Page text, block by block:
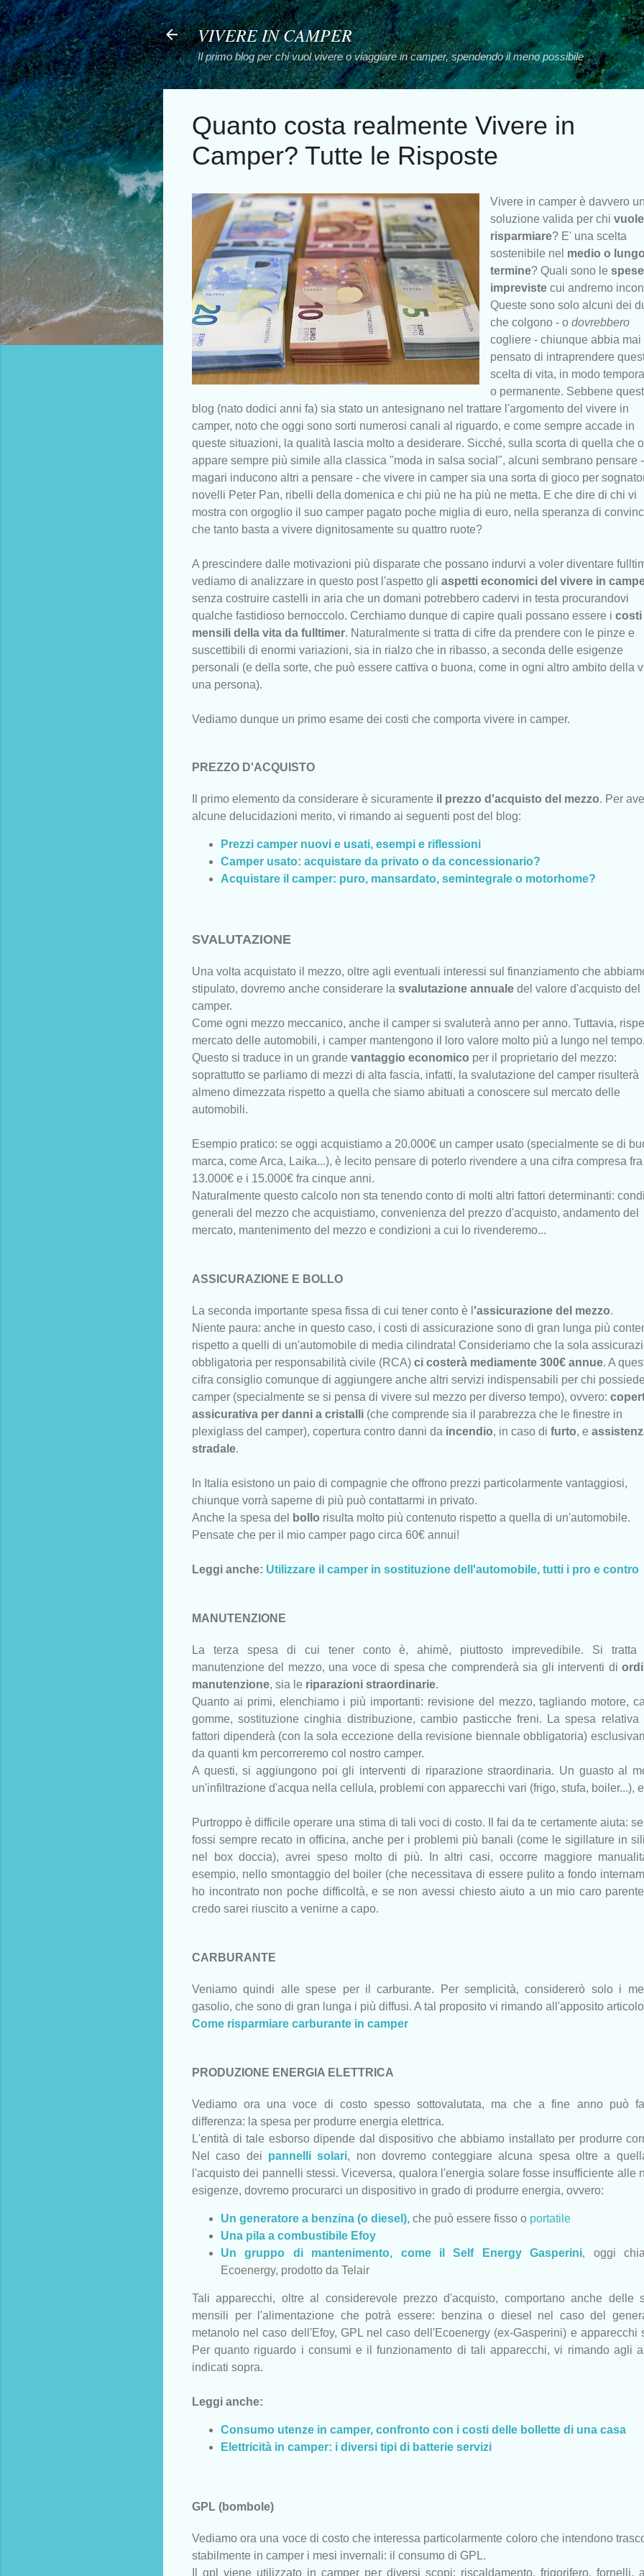
Passa ai contenuti principali
VIVERE IN CAMPER
Il primo blog per chi vuol vivere o viaggiare in camper, spendendo il meno possibile
Quanto costa realmente Vivere in
Camper? Tutte le Risposte
Vivere in camper è davvero
soluzione valida per chi vuole
risparmiare? E' una scelta
sostenibile nel medio o lungo
termine? Quali sono le spese
impreviste cui andremo
Queste sono solo alcuni dei
che colgono - o dovrebbero
cogliere - chiunque abbia mai
pensato di intraprendere
scelta di vita, in modo
o permanente. Sebbene
blog (nato dodici anni fa) sia stato un antesignano nel trattare l'argomento del vivere in
camper, noto che oggi sono sorti numerosi canali al riguardo, e come sempre accade in
queste situazioni, la qualità lascia molto a desiderare. Sicché, sulla scorta di quella che
appare sempre più simile alla classica "moda in salsa social", alcuni sembrano pensare
magari inducono altri a pensare - che vivere in camper sia una sorta di gioco per
novelli Peter Pan, ribelli della domenica e chi più ne ha più ne metta. E che dire di chi vi
mostra con orgoglio il suo camper pagato poche miglia di euro, nella speranza di
che tanto basta a vivere dignitosamente su quattro ruote?
A prescindere dalle motivazioni più disparate che possano indurvi a voler diventare
vediamo di analizzare in questo post l'aspetto gli aspetti economici del vivere in
senza costruire castelli in aria che un domani potrebbero cadervi in testa procurandovi
qualche fastidioso bernoccolo. Cerchiamo dunque di capire quali possano essere i costi
mensili della vita da fulltimer. Naturalmente si tratta di cifre da prendere con le pinze e
suscettibili di enormi variazioni, sia in rialzo che in ribasso, a seconda delle esigenze
personali (e della sorte, che può essere cattiva o buona, come in ogni altro ambito della
una persona).
Vediamo dunque un primo esame dei costi che comporta vivere in camper.
PREZZO D'ACQUISTO
Il primo elemento da considerare è sicuramente il prezzo d'acquisto del mezzo. Per
alcune delucidazioni merito, vi rimando ai seguenti post del blog:
Prezzi camper nuovi e usati, esempi e riflessioni
Camper usato: acquistare da privato o da concessionario?
Acquistare il camper: puro, mansardato, semintegrale o motorhome?
SVALUTAZIONE
Una volta acquistato il mezzo, oltre agli eventuali interessi sul finanziamento che
stipulato, dovremo anche considerare la svalutazione annuale del valore d'acquisto del
camper.
Come ogni mezzo meccanico, anche il camper si svaluterà anno per anno. Tuttavia,
mercato delle automobili, i camper mantengono il loro valore molto più a lungo nel tempo.
Questo si traduce in un grande vantaggio economico per il proprietario del mezzo:
soprattutto se parliamo di mezzi di alta fascia, infatti, la svalutazione del camper risulterà
almeno dimezzata rispetto a quella che siamo abituati a conoscere sul mercato delle
automobili.
Esempio pratico: se oggi acquistiamo a 20.000€ un camper usato (specialmente se di
marca, come Arca, Laika...), è lecito pensare di poterlo rivendere a una cifra compresa fra
13.000€ e i 15.000€ fra cinque anni.
Naturalmente questo calcolo non sta tenendo conto di molti altri fattori determinanti:
generali del mezzo che acquistiamo, convenienza del prezzo d'acquisto, andamento del
mercato, mantenimento del mezzo e condizioni a cui lo rivenderemo...
ASSICURAZIONE E BOLLO
La seconda importante spesa fissa di cui tener conto è l 'assicurazione del mezzo.
Niente paura: anche in questo caso, i costi di assicurazione sono di gran lunga più
rispetto a quelli di un'automobile di media cilindrata! Consideriamo che la sola
obbligatoria per responsabilità civile (RCA) ci costerà mediamente 300€ annue. A
cifra consiglio comunque di aggiungere anche altri servizi indispensabili per chi
camper (specialmente se si pensa di vivere sul mezzo per diverso tempo), ovvero:
assicurativa per danni a cristalli (che comprende sia il parabrezza che le finestre in
plexiglass del camper), copertura contro danni da incendio, in caso di furto, e
stradale.
In Italia esistono un paio di compagnie che offrono prezzi particolarmente vantaggiosi,
chiunque vorrà saperne di più può contattarmi in privato.
Anche la spesa del
bollo risulta molto più contenuto rispetto a quella di un'automobile.
Pensate che per il mio camper pago circa 60€ annui!
Leggi anche: Utilizzare il camper in sostituzione dell'automobile, tutti i pro e contro
MANUTENZIONE
La terza spesa di cui tener conto è, ahimè, piuttosto imprevedibile. Si tratta
manutenzione del mezzo, una voce di spesa che comprenderà sia gli interventi di
manutenzione, sia le riparazioni straordinarie.
Quanto ai primi, elenchiamo i più importanti: revisione del mezzo, tagliando motore,
gomme, sostituzione cinghia distribuzione, cambio pasticche freni. La spesa relativa
fattori dipenderà (con la sola eccezione della revisione biennale obbligatoria)
da quanti km percorreremo col nostro camper.
A questi, si aggiungono poi gli interventi di riparazione straordinaria. Un guasto al
un'infiltrazione d'acqua nella cellula, problemi con apparecchi vari (frigo, stufa, boiler...),
Purtroppo è difficile operare una stima di tali voci di costo. Il fai da te certamente aiuta:
fossi sempre recato in officina, anche per i problemi più banali (come le sigillature in
nel box doccia), avrei speso molto di più. In altri casi, occorre maggiore
esempio, nello smontaggio del boiler (che necessitava di essere pulito a fondo
ho incontrato non poche difficoltà, e se non avessi chiesto aiuto a un mio caro
credo sarei riuscito a venirne a capo.
CARBURANTE
Veniamo quindi alle spese per il carburante. Per semplicità, considererò solo i
gasolio, che sono di gran lunga i più diffusi. A tal proposito vi rimando all'apposito
Come risparmiare carburante in camper
PRODUZIONE ENERGIA ELETTRICA
Vediamo ora una voce di costo spesso sottovalutata, ma che a fine anno può
differenza: la spesa per produrre energia elettrica.
L'entità di tale esborso dipende dal dispositivo che abbiamo installato per produrre
Nel caso dei pannelli solari, non dovremo conteggiare alcuna spesa oltre a
l'acquisto dei pannelli stessi. Viceversa, qualora l'energia solare fosse insufficiente alle
esigenze, dovremo procurarci un dispositivo in grado di produrre energia, ovvero:
Un generatore a benzina (o diesel), che può essere fisso o portatile
Una pila a combustibile Efoy
Un gruppo di mantenimento, come il Self Energy Gasperini, oggi
Ecoenergy, prodotto da Telair
Tali apparecchi, oltre al considerevole prezzo d'acquisto, comportano anche delle
mensili per l'alimentazione che potrà essere: benzina o diesel nel caso del
metanolo nel caso dell'Efoy, GPL nel caso dell'Ecoenergy (ex-Gasperini) e apparecchi
Per quanto riguardo i consumi e il funzionamento di tali apparecchi, vi rimando agli
indicati sopra.
Leggi anche:
Consumo utenze in camper, confronto con i costi delle bollette di una casa
Elettricità in camper: i diversi tipi di batterie servizi
GPL (bombole)
Vediamo ora una voce di costo che interessa particolarmente coloro che intendono
stabilmente in camper i mesi invernali: il consumo di GPL.
Il gpl viene utilizzato in camper per diversi scopi: riscaldamento, frigorifero, fornelli,